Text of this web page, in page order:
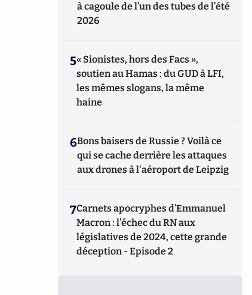
à cagoule de l’un des tubes de l’été
2026
5« Sionistes, hors des Facs »,
soutien au Hamas : du GUD à LFI,
les mêmes slogans, la même
haine
6Bons baisers de Russie ? Voilà ce
qui se cache derrière les attaques
aux drones à l'aéroport de Leipzig
7Carnets apocryphes d’Emmanuel
Macron : l’échec du RN aux
législatives de 2024, cette grande
déception - Episode 2